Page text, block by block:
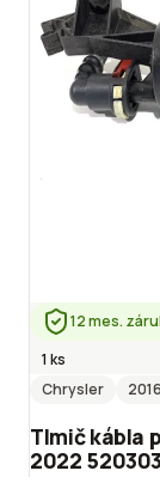
12 mes.
1 ks
Chrysler
2016
Tlmič kábla
2022